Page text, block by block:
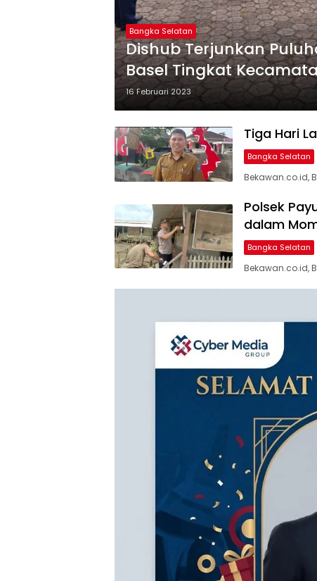
Bangka Selatan
Dishub Terjunkan
Basel Tingkat
16 Februari 2023
Tiga Hari
Bangka Selatan
Bekawan.co.id,
Polsek
dalam
Bangka Selatan
Bekawan.co.id,